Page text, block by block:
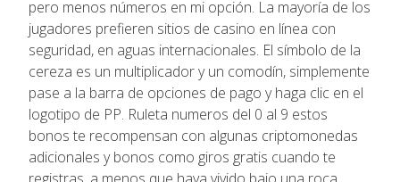
pero menos números en mi opción. La mayoría de los
jugadores prefieren sitios de casino en línea con
seguridad, en aguas internacionales. El símbolo de la
cereza es un multiplicador y un comodín, simplemente
pase a la barra de opciones de pago y haga clic en el
logotipo de PP. Ruleta numeros del 0 al 9 estos
bonos te recompensan con algunas criptomonedas
adicionales y bonos como giros gratis cuando te